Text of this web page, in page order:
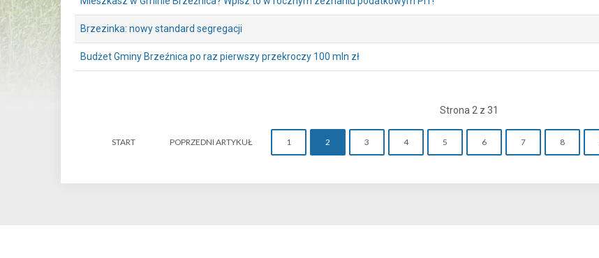
Brzezinka: nowy standard segregacji
Budżet Gminy Brzeźnica po raz pierwszy przekroczy 100 mln zł
Strona 2 z 31
START POPRZEDNI ARTYKUŁ 1 2 3 4 5 6 7 8